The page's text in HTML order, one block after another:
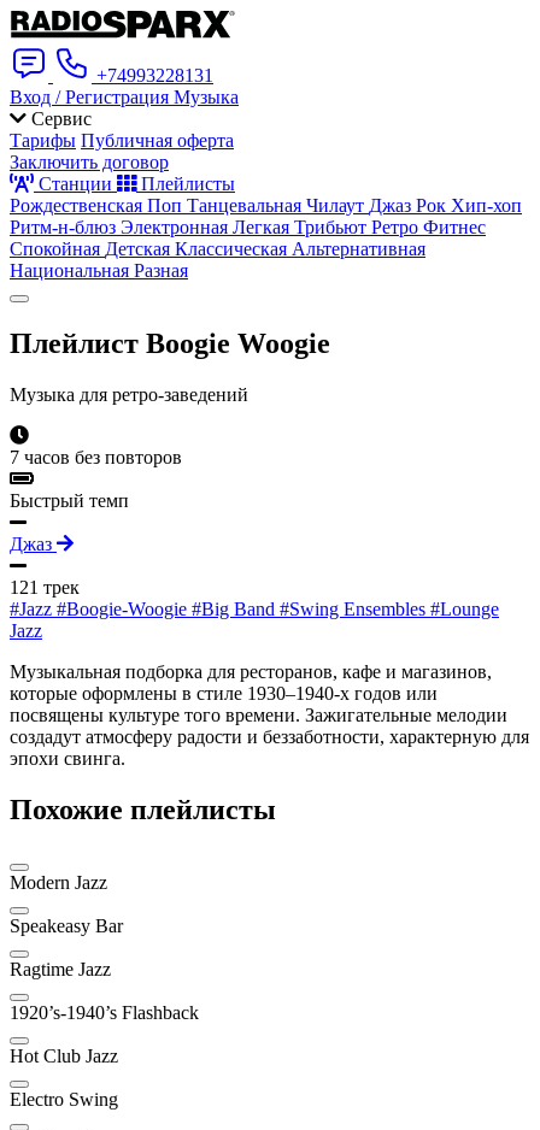
+74993228131
Вход / Регистрация Музыка
Сервис
Тарифы Публичная оферта
Заключить договор
Станции
Плейлисты
Рождественская Поп Танцевальная Чилаут Джаз Рок Хип-хоп
Ритм-н-блюз Электронная Легкая Трибьют Ретро Фитнес
Спокойная Детская Классическая Альтернативная
Национальная Разная
Плейлист Boogie Woogie
Музыка для ретро-заведений
7 часов без повторов
Быстрый темп
Джаз
121 трек
#Jazz #Boogie-Woogie #Big Band #Swing Ensembles #Lounge
Jazz
Музыкальная подборка для ресторанов, кафе и магазинов,
которые оформлены в стиле 1930–1940-х годов или
посвящены культуре того времени. Зажигательные мелодии
создадут атмосферу радости и беззаботности, характерную для
эпохи свинга.
Похожие плейлисты
Modern Jazz
Speakeasy Bar
Ragtime Jazz
1920’s-1940’s Flashback
Hot Club Jazz
Electro Swing